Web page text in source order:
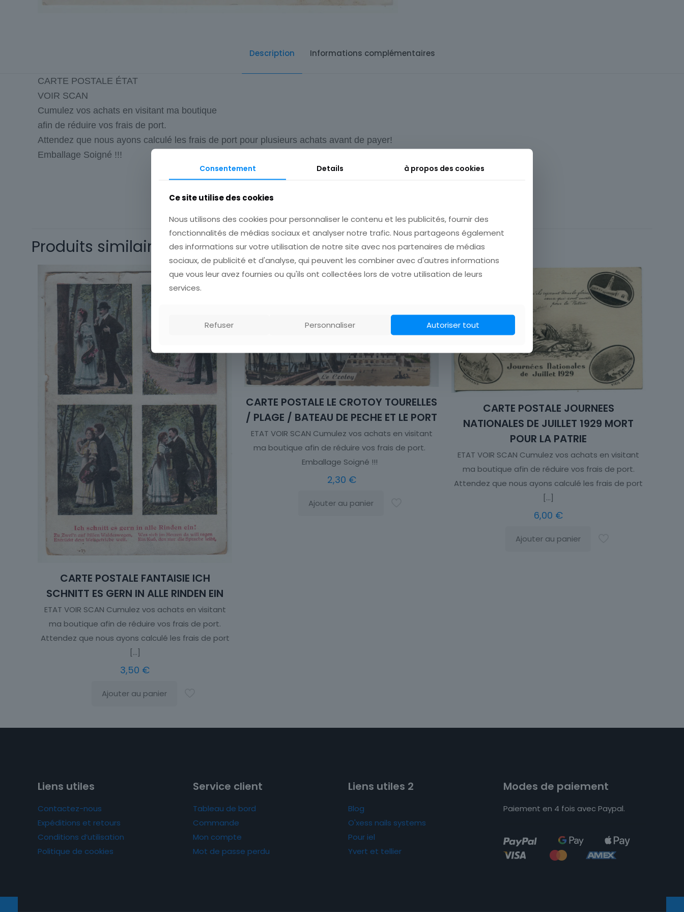
Description Informations complémentaires
CARTE POSTALE ÉTAT
VOIR SCAN
Cumulez vos achats en visitant ma boutique
afin de réduire vos frais de port.
Attendez que nous ayons calculé les frais de port pour plusieurs achats avant de payer!
Emballage Soigné !!!
Thème
Produits similaires
CARTE POSTALE FANTAISIE ICH
SCHNITT ES GERN IN ALLE RINDEN EIN
ETAT VOIR SCAN Cumulez vos achats en visitant
ma boutique afin de réduire vos frais de port.
Attendez que nous ayons calculé les frais de port
[…]
3,50 €
Ajouter au panier
CARTE POSTALE LE CROTOY TOURELLES
/ PLAGE / BATEAU DE PECHE ET LE PORT
ETAT VOIR SCAN Cumulez vos achats en visitant
ma boutique afin de réduire vos frais de port.
Emballage Soigné !!!
2,30 €
Ajouter au panier
CARTE POSTALE JOURNEES
NATIONALES DE JUILLET 1929 MORT
POUR LA PATRIE
ETAT VOIR SCAN Cumulez vos achats en visitant
ma boutique afin de réduire vos frais de port.
Attendez que nous ayons calculé les frais de port
[…]
6,00 €
Ajouter au panier
Liens utiles
Contactez-nous
Expéditions et retours
Conditions d’utilisation
Politique de cookies
Service client
Tableau de bord
Commande
Mon compte
Mot de passe perdu
Liens utiles 2
Blog
O'xess nails systems
Pour iel
Yvert et tellier
Modes de paiement
Paiement en 4 fois avec Paypal.
Consentement Details à propos des cookies
Ce site utilise des cookies
Nous utilisons des cookies pour personnaliser le contenu et les publicités, fournir des
fonctionnalités de médias sociaux et analyser notre trafic. Nous partageons également
des informations sur votre utilisation de notre site avec nos partenaires de médias
sociaux, de publicité et d'analyse, qui peuvent les combiner avec d'autres informations
que vous leur avez fournies ou qu'ils ont collectées lors de votre utilisation de leurs
services.
Refuser Personnaliser Autoriser tout